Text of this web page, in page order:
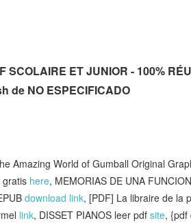
ET JUNIOR - 100%
de NO ESPECIFICADO
Amazing World of Gumball Original
gratis here, MEMORIAS DE UNA
download link, [PDF] La libraire de la
link, DISSET PIANOS leer pdf site, {pdf